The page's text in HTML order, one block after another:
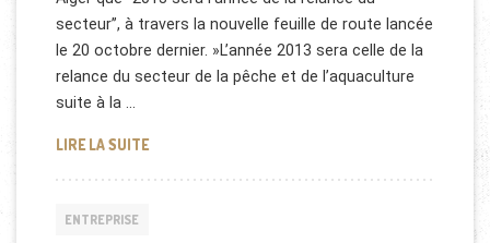
secteur’’, à travers la nouvelle feuille de route lancée
le 20 octobre dernier. »L’année 2013 sera celle de la
relance du secteur de la pêche et de l’aquaculture
suite à la …
LIRE LA SUITEAQUACULTURE EN ALGÉRIE
ENTREPRISE